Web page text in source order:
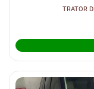
TRATOR